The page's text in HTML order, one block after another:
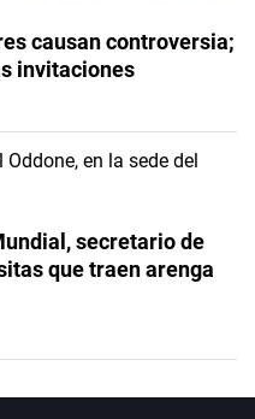
causan controversia;
invitaciones
secretario de
que traen arenga